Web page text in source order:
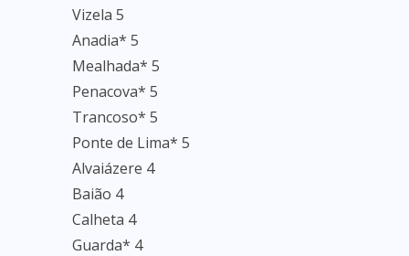
Vizela 5
Anadia* 5
Mealhada* 5
Penacova* 5
Trancoso* 5
Ponte de Lima* 5
Alvaiázere 4
Baião 4
Calheta 4
Guarda* 4